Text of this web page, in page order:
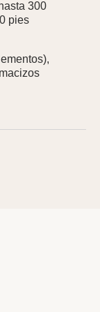
300
pies